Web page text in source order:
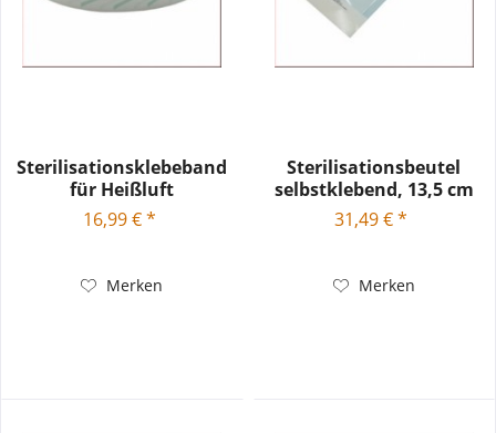
Sterilisationsklebeband
für Heißluft
16,99 € *
Merken
Sterilisationsbeutel
selbstklebend, 13,5 cm
x...
31,49 € *
Merken